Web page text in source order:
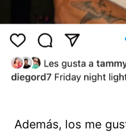
Además, los me